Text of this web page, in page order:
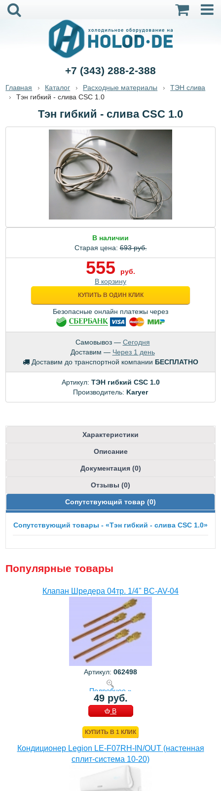
+7 (343) 288-2-388
Главная Каталог Расходные материалы
ТЭН слива
Тэн гибкий - слива CSC 1.0
Тэн гибкий - слива CSC 1.0
В наличии
Старая цена:693 руб.
555
руб.
В корзину
КУПИТЬ В ОДИН КЛИК
Безопасные онлайн платежы через
Самовывоз — Сегодня
Доставим — Через 1 день
Доставим до транспортной компании БЕСПЛАТНО
Артикул: ТЭН гибкий CSC 1.0
Производитель: Karyer
Характеристики
Описание
Документация (0)
Отзывы (0)
Сопутствующий товар (0)
Сопутствующий товары - «Тэн гибкий - слива CSC 1.0»
Популярные товары
Клапан Шредера 04тр. 1/4" BC-AV-04
Артикул: 062498
Подробнее »
49 руб.
В
КУПИТЬ В 1 КЛИК
Кондиционер Legion LE-F07RH-IN/OUT (настенная
сплит-система 10-20)